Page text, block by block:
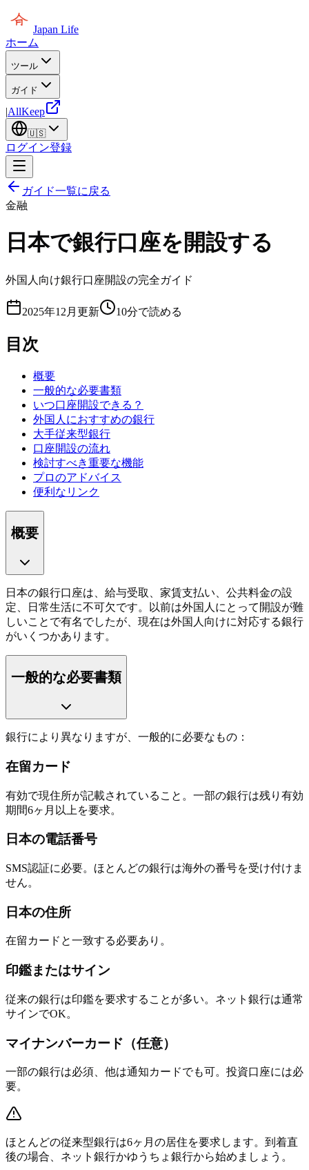
Japan Life
ホーム
ツール
ガイド
|AllKeep
🇺🇸
ログイン登録
ガイド一覧に戻る
金融
日本で銀行口座を開設する
外国人向け銀行口座開設の完全ガイド
2025年12月更新 10分で読める
目次
概要
一般的な必要書類
いつ口座開設できる？
外国人におすすめの銀行
大手従来型銀行
口座開設の流れ
検討すべき重要な機能
プロのアドバイス
便利なリンク
概要
日本の銀行口座は、給与受取、家賃支払い、公共料金の設
定、日常生活に不可欠です。以前は外国人にとって開設が難
しいことで有名でしたが、現在は外国人向けに対応する銀行
がいくつかあります。
一般的な必要書類
銀行により異なりますが、一般的に必要なもの：
在留カード
有効で現住所が記載されていること。一部の銀行は残り有効
期間6ヶ月以上を要求。
日本の電話番号
SMS認証に必要。ほとんどの銀行は海外の番号を受け付けま
せん。
日本の住所
在留カードと一致する必要あり。
印鑑またはサイン
従来の銀行は印鑑を要求することが多い。ネット銀行は通常
サインでOK。
マイナンバーカード（任意）
一部の銀行は必須、他は通知カードでも可。投資口座には必
要。
ほとんどの従来型銀行は6ヶ月の居住を要求します。到着直
後の場合、ネット銀行かゆうちょ銀行から始めましょう。